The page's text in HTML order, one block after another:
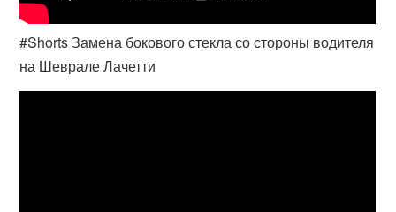
#Shorts Замена бокового стекла со стороны водителя
на Шеврале Лачетти